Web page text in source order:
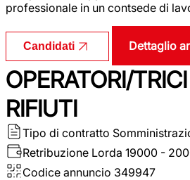
professionale in un contsede di
Candidati Dettaglio
OPERATORI/
RIFIUTI
Tipo di contratto
Retribuzione Lorda 19000 -
Codice annuncio 349947